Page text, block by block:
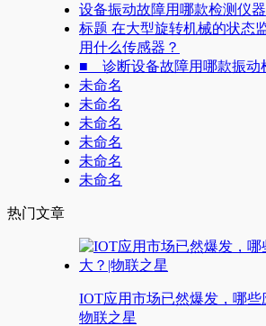
设备振动故障用哪款检测仪
标题 在大型旋转机械的状态
用什么传感器？
■ 诊断设备故障用哪款振动
未命名
未命名
未命名
未命名
未命名
未命名
热门文章
IOT应用市场已然爆发，哪些
物联之星